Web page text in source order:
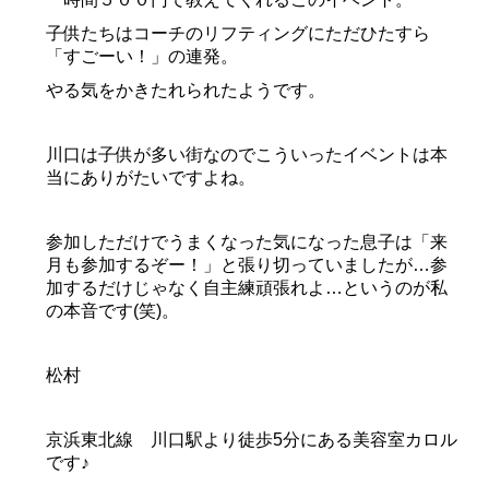
子供たちはコーチのリフティングにただひたすら
「すごーい！」の連発。
やる気をかきたれられたようです。
川口は子供が多い街なのでこういったイベントは本
当にありがたいですよね。
参加しただけでうまくなった気になった息子は「来
月も参加するぞー！」と張り切っていましたが…参
加するだけじゃなく自主練頑張れよ…というのが私
の本音です(笑)。
松村
京浜東北線 川口駅より徒歩5分にある美容室カロル
です♪